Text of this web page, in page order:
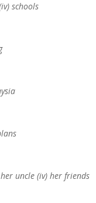
schools
uncle (iv) her friends